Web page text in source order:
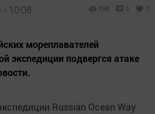
- 10:08 596 0 0
мореплавателей
экспедиции подвергся атаке
Russian Ocean Way